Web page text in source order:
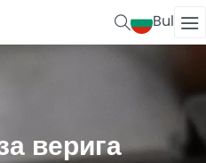
Bul
верига